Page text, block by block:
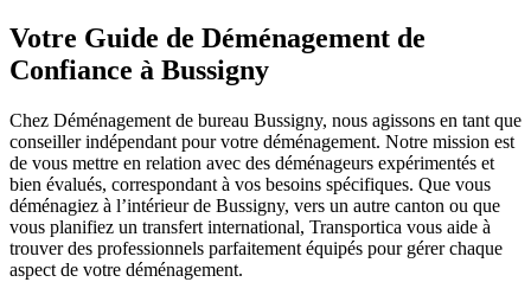
Votre Guide de Déménagement de
Confiance à Bussigny
Chez Déménagement de bureau Bussigny, nous agissons en tant que
conseiller indépendant pour votre déménagement. Notre mission est
de vous mettre en relation avec des déménageurs expérimentés et
bien évalués, correspondant à vos besoins spécifiques. Que vous
déménagiez à l’intérieur de Bussigny, vers un autre canton ou que
vous planifiez un transfert international, Transportica vous aide à
trouver des professionnels parfaitement équipés pour gérer chaque
aspect de votre déménagement.